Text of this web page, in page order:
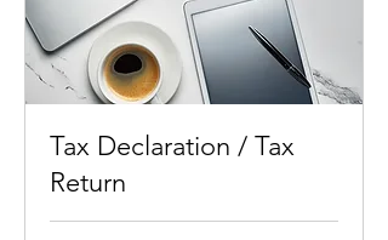
Tax Declaration / Tax
Return